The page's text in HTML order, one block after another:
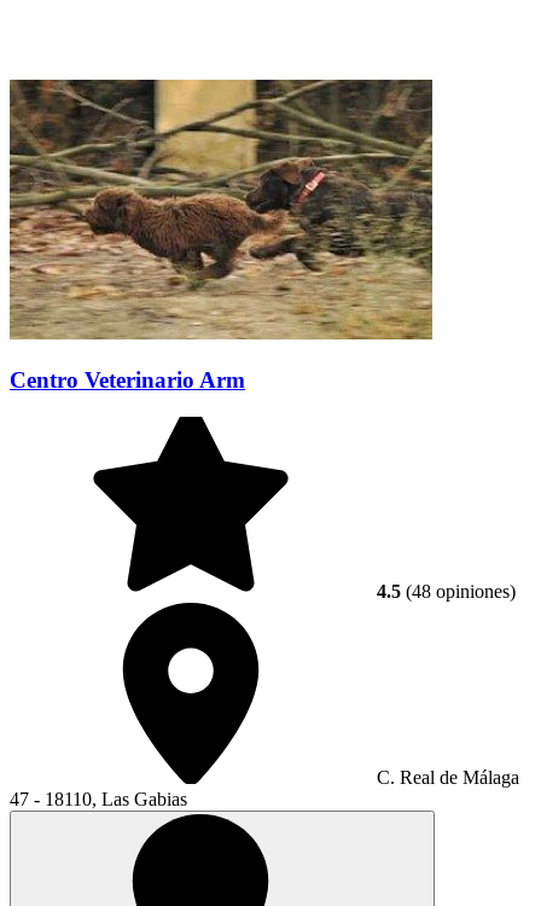
Centro Veterinario Arm
4.5 (48 opiniones)
C. Real de Málaga
47 - 18110, Las Gabias